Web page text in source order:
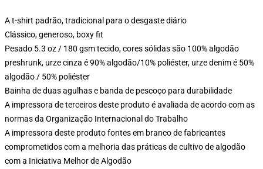
A t-shirt padrão, tradicional para o desgaste diário
Clássico, generoso, boxy fit
Pesado 5.3 oz / 180 gsm tecido, cores sólidas são 100% algodão
preshrunk, urze cinza é 90% algodão/10% poliéster, urze denim é 50%
algodão / 50% poliéster
Bainha de duas agulhas e banda de pescoço para durabilidade
A impressora de terceiros deste produto é avaliada de acordo com as
normas da Organização Internacional do Trabalho
A impressora deste produto fontes em branco de fabricantes
comprometidos com a melhoria das práticas de cultivo de algodão
com a Iniciativa Melhor de Algodão